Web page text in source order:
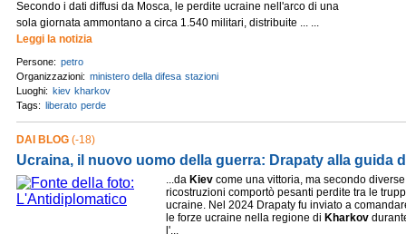
Secondo i dati diffusi da Mosca, le perdite ucraine nell'arco di una
sola giornata ammontano a circa 1.540 militari, distribuite ... ...
Leggi la notizia
Persone: petro
Organizzazioni: ministero della difesa stazioni
Luoghi: kiev kharkov
Tags: liberato perde
DAI BLOG (-18)
Ucraina, il nuovo uomo della guerra: Drapaty alla guida
...da Kiev come una vittoria, ma secondo diverse
ricostruzioni comportò pesanti perdite tra le
ucraine. Nel 2024 Drapaty fu inviato a
le forze ucraine nella regione di Kharkov
l'...